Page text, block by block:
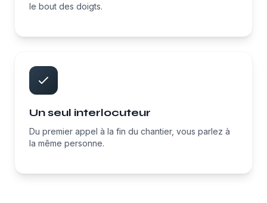
le bout des doigts.
Un seul interlocuteur
Du premier appel à la fin du chantier, vous parlez à
la même personne.